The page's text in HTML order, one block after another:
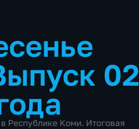
02
Республике Коми. Итоговая